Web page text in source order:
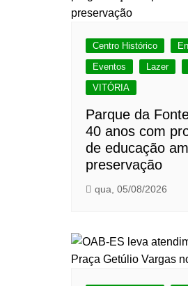
Centro Histórico
Eventos
Lazer
VITÓRIA
Parque da
40 anos com
de educação
preservação
qua, 05/08/2026